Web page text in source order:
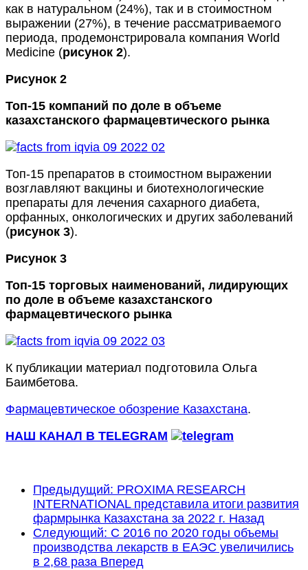
как в натуральном (24%), так и в стоимостном
выражении (27%), в течение рассматриваемого
периода, продемонстрировала компания World
Medicine (рисунок 2).
Рисунок 2
Топ-15 компаний по доле в объеме
казахстанского фармацевтического рынка
Топ-15 препаратов в стоимостном выражении
возглавляют вакцины и биотехнологические
препараты для лечения сахарного диабета,
орфанных, онкологических и других заболеваний
(рисунок 3).
Рисунок 3
Топ-15 торговых наименований, лидирующих
по доле в объеме казахстанского
фармацевтического рынка
К публикации материал подготовила Ольга
Баимбетова.
Фармацевтическое обозрение Казахстана.
НАШ КАНАЛ В TELEGRAM
Предыдущий: PROXIMA RESEARCH
INTERNATIONAL представила итоги развития
фармрынка Казахстана за 2022 г. Назад
Следующий: С 2016 по 2020 годы объемы
производства лекарств в ЕАЭС увеличились
в 2,68 раза Вперед